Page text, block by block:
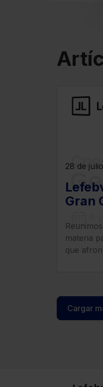
28 de
Gran
Reunimos a los
materia
que
Cargar